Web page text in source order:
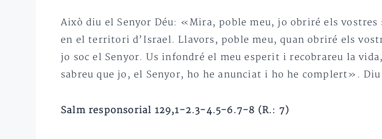
Això diu el Senyor Déu: «Mira, poble meu, jo obriré els
en el territori d’Israel. Llavors, poble meu, quan obriré els
jo soc el Senyor. Us infondré el meu esperit i recobrareu la
sabreu que jo, el Senyor, ho he anunciat i ho he complert». Diu
Salm responsorial 129,1-2.3-4.5-6.7-8 (R.: 7)